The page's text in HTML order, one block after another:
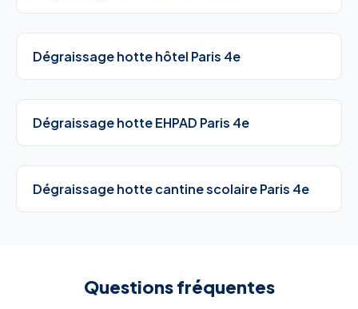
Dégraissage hotte hôtel Paris 4e
Dégraissage hotte EHPAD Paris 4e
Dégraissage hotte cantine scolaire Paris 4e
Questions fréquentes